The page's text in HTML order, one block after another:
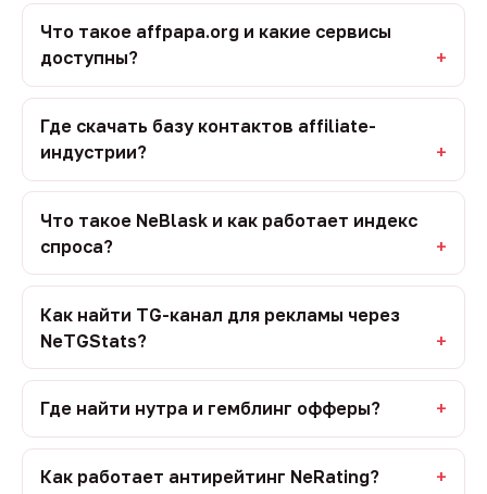
Что такое affpapa.org и какие сервисы
доступны?
Где скачать базу контактов affiliate-
индустрии?
Что такое NeBlask и как работает индекс
спроса?
Как найти TG-канал для рекламы через
NeTGStats?
Где найти нутра и гемблинг офферы?
Как работает антирейтинг NeRating?